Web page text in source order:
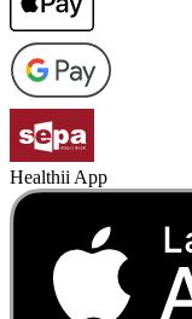
Healthii App